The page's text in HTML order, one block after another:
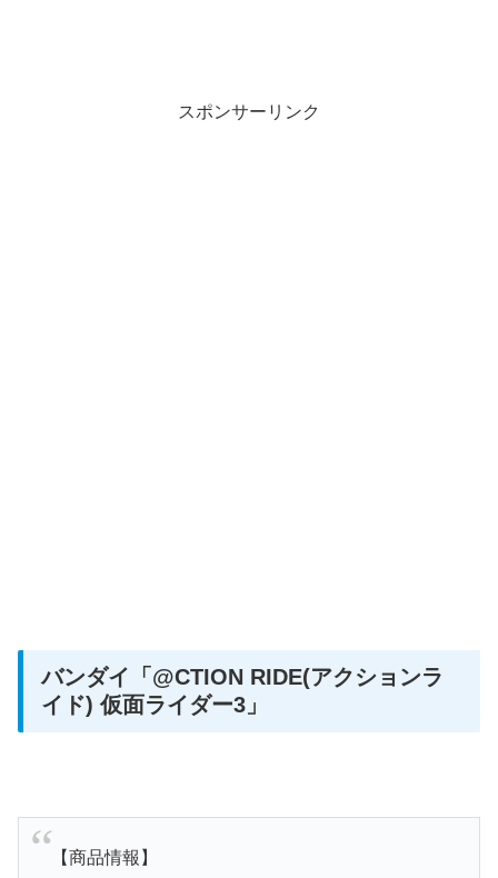
スポンサーリンク
バンダイ 「@CTION RIDE(アクションラ
イド) 仮面ライダー3」
【商品情報】